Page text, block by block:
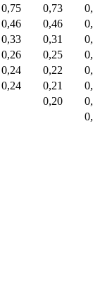
0,75 0,73
0,46 0,46
0,33 0,31
0,26 0,25
0,24 0,22
0,24 0,21
0,20